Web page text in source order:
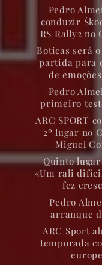
Pedro
conduzir
RS Rally2 no
Boticas será
partida para
de
Pedro
primeiro
ARC SPORT
2º lugar no
Miguel
Quinto lugar
«Um rali
fez
Pedro
arranque
ARC Sport
temporada